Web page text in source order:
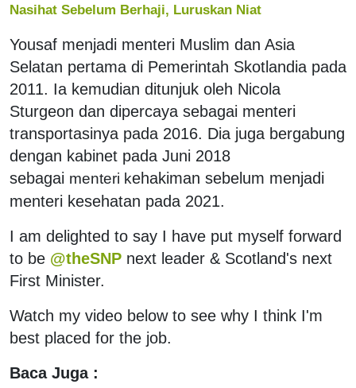
Nasihat Sebelum Berhaji, Luruskan Niat
Yousaf menjadi menteri Muslim dan Asia
Selatan pertama di Pemerintah Skotlandia pada
2011. Ia kemudian ditunjuk oleh Nicola
Sturgeon dan dipercaya sebagai menteri
transportasinya pada 2016. Dia juga bergabung
dengan kabinet pada Juni 2018
sebagai menteri kehakiman sebelum menjadi
menteri kesehatan pada 2021.
I am delighted to say I have put myself forward
to be @theSNP next leader & Scotland's next
First Minister.
Watch my video below to see why I think I'm
best placed for the job.
Baca Juga :